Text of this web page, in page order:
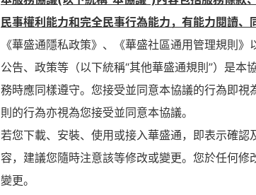
民事權利能力和完全民事行為能力，有能力閱讀、
《華盛通隱私政策》、《華盛社區通用管理規則
公告、政策等（以下統稱“其他華盛通規則”）是本
務時應同樣遵守。您接受並同意本協議的行為即
則的行為亦視為您接受並同意本協議。
若您下載、安裝、使用或接入華盛通，即表示確
容，建議您隨時注意該等修改或變更。您於任何
變更。